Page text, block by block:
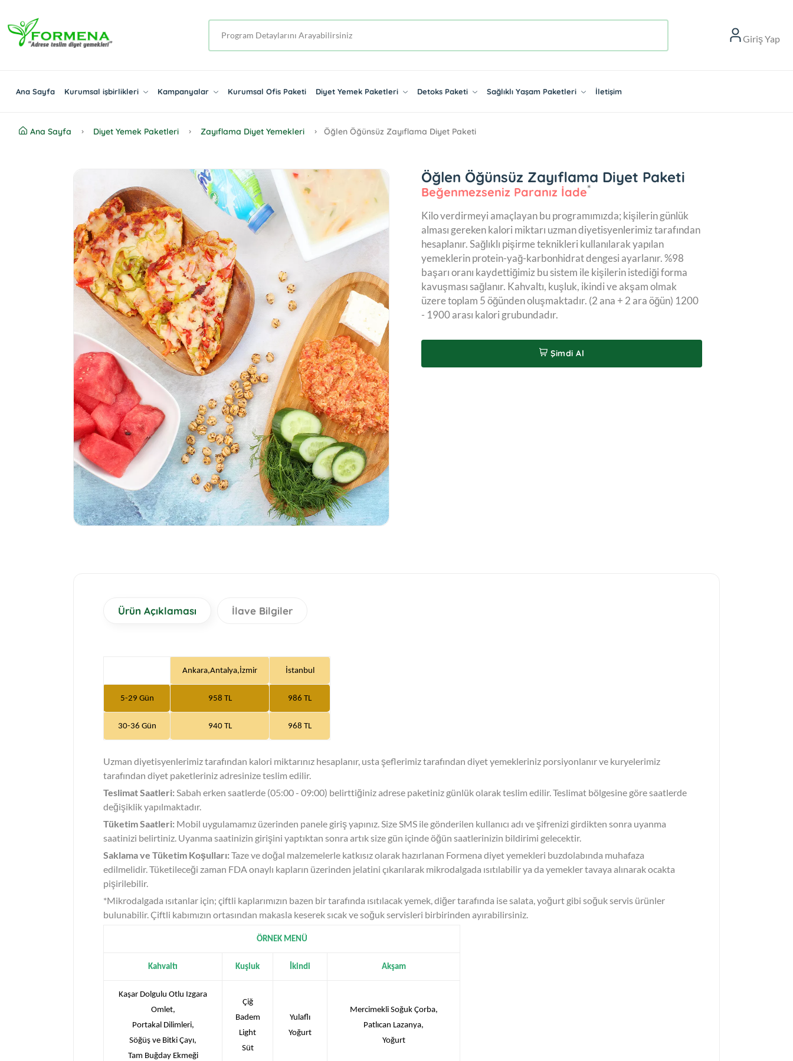
Giriş Yap
Ana Sayfa Kurumsal işbirlikleri Kampanyalar Kurumsal Ofis Paketi Diyet Yemek Paketleri Detoks Paketi Sağlıklı Yaşam Paketleri İletişim
Ana Sayfa Diyet Yemek Paketleri Zayıflama Diyet Yemekleri Öğlen Öğünsüz Zayıflama Diyet Paketi
Öğlen Öğünsüz Zayıflama Diyet Paketi
Beğenmezseniz Paranız İade
Kilo verdirmeyi amaçlayan bu programımızda; kişilerin günlük
alması gereken kalori miktarı uzman diyetisyenlerimiz tarafından
hesaplanır. Sağlıklı pişirme teknikleri kullanılarak yapılan
yemeklerin protein-yağ-karbonhidrat dengesi ayarlanır. %98
başarı oranı kaydettiğimiz bu sistem ile kişilerin istediği forma
kavuşması sağlanır. Kahvaltı, kuşluk, ikindi ve akşam olmak
üzere toplam 5 öğünden oluşmaktadır. (2 ana + 2 ara öğün) 1200
- 1900 arası kalori grubundadır.
Şimdi Al
Ürün Açıklaması İlave Bilgiler
Ankara,Antalya,İzmir İstanbul
5-29 Gün 958 TL 986 TL
30-36 Gün 940 TL 968 TL
Uzman diyetisyenlerimiz tarafından kalori miktarınız hesaplanır, usta şeflerimiz tarafından diyet yemekleriniz porsiyonlanır ve kuryelerimiz
tarafından diyet paketleriniz adresinize teslim edilir.
Teslimat Saatleri: Sabah erken saatlerde (05:00 - 09:00) belirttiğiniz adrese paketiniz günlük olarak teslim edilir. Teslimat bölgesine göre saatlerde
değişiklik yapılmaktadır.
Tüketim Saatleri: Mobil uygulamamız üzerinden panele giriş yapınız. Size SMS ile gönderilen kullanıcı adı ve şifrenizi girdikten sonra uyanma
saatinizi belirtiniz. Uyanma saatinizin girişini yaptıktan sonra artık size gün içinde öğün saatlerinizin bildirimi gelecektir.
Saklama ve Tüketim Koşulları: Taze ve doğal malzemelerle katkısız olarak hazırlanan Formena diyet yemekleri buzdolabında muhafaza
edilmelidir. Tüketileceği zaman FDA onaylı kapların üzerinden jelatini çıkarılarak mikrodalgada ısıtılabilir ya da yemekler tavaya alınarak ocakta
pişirilebilir.
*Mikrodalgada ısıtanlar için; çiftli kaplarımızın bazen bir tarafında ısıtılacak yemek, diğer tarafında ise salata, yoğurt gibi soğuk servis ürünler
bulunabilir. Çiftli kabımızın ortasından makasla keserek sıcak ve soğuk servisleri birbirinden ayırabilirsiniz.
ÖRNEK MENÜ
Kahvaltı Kuşluk İkindi Akşam
Kaşar Dolgulu Otlu Izgara
Omlet,
Portakal Dilimleri,
Söğüş ve Bitki Çayı,
Tam Buğday Ekmeği
Çiğ
Badem
Light
Süt
Yulaflı
Yoğurt
Mercimekli Soğuk Çorba,
Patlıcan Lazanya,
Yoğurt